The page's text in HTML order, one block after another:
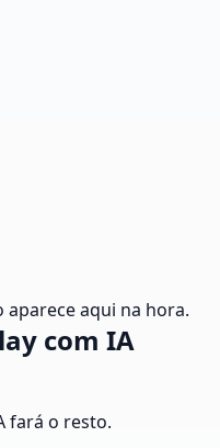
aqui na hora.
com IA
fará o resto.